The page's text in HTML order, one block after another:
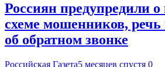
Россиян предупредили о
схеме мошенников, речь
об обратном звонке
Российская Газета5 месяцев спустя 0